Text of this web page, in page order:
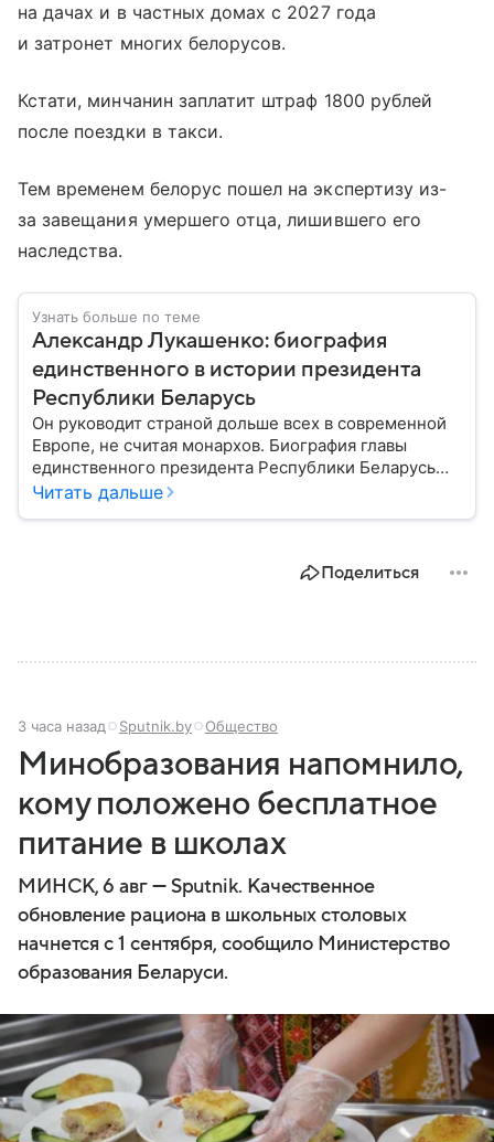
на дачах и в частных домах с 2027 года
и затронет многих белорусов.
Кстати, минчанин заплатит штраф 1800 рублей
после поездки в такси.
Тем временем белорус пошел на экспертизу из-
за завещания умершего отца, лишившего его
наследства.
Узнать больше по теме
Александр Лукашенко: биография
единственного в истории президента
Республики Беларусь
Он руководит страной дольше всех в современной
Европе, не считая монархов. Биография главы
единственного президента Республики Беларусь
Александра Лукашенко — в материале.
Читать дальше
Поделиться
3 часа назад Sputnik.by Общество
Минобразования напомнило,
кому положено бесплатное
питание в школах
МИНСК, 6 авг — Sputnik. Качественное
обновление рациона в школьных столовых
начнется с 1 сентября, сообщило Министерство
образования Беларуси.